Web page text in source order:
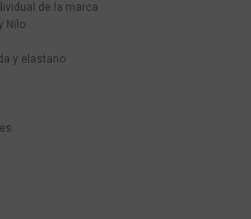
de la marca
Nilo
y elastano